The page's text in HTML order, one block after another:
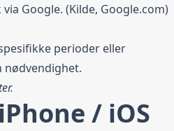
Google. (Kilde, Google.com)
perioder eller
nødvendighet.
/ iOS